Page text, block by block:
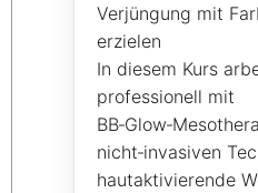
Verjüngung mit
erzielen
In diesem Kurs
professionell mit
nicht‑invasiven
hautaktivierende